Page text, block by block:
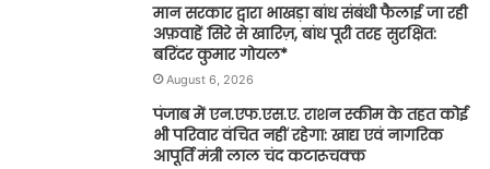
मान सरकार द्वारा भाखड़ा बांध संबंधी फैलाई जा रही
अफ़वाहें सिरे से खारिज़, बांध पूरी तरह सुरक्षित:
बरिंदर कुमार गोयल*
August 6, 2026
पंजाब में एन.एफ.एस.ए. राशन स्कीम के तहत कोई
भी परिवार वंचित नहीं रहेगा: खाद्य एवं नागरिक
आपूर्ति मंत्री लाल चंद कटारूचक्क